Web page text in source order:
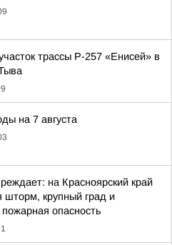
трассы Р-257 «Енисей» в
на 7 августа
на Красноярский край
шторм, крупный град и
опасность